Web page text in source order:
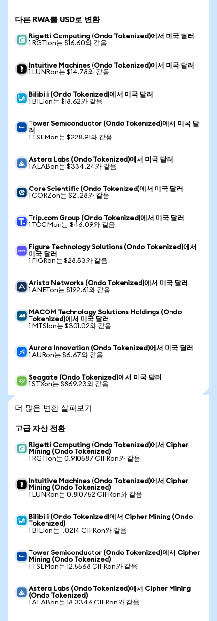
다른 RWA를 USD로 변환
Rigetti Computing (Ondo Tokenized)에서 미국 달러
1 RGTIon는 $16.60와 같음
Intuitive Machines (Ondo Tokenized)에서 미국 달러
1 LUNRon는 $14.78와 같음
Bilibili (Ondo Tokenized)에서 미국 달러
1 BILIon는 $18.62와 같음
Tower Semiconductor (Ondo Tokenized)에서 미국 달
러
1 TSEMon는 $228.91와 같음
Astera Labs (Ondo Tokenized)에서 미국 달러
1 ALABon는 $334.24와 같음
Core Scientific (Ondo Tokenized)에서 미국 달러
1 CORZon는 $21.28와 같음
Trip.com Group (Ondo Tokenized)에서 미국 달러
1 TCOMon는 $46.09와 같음
Figure Technology Solutions (Ondo Tokenized)에서
미국 달러
1 FIGRon는 $28.53와 같음
Arista Networks (Ondo Tokenized)에서 미국 달러
1 ANETon는 $192.61와 같음
MACOM Technology Solutions Holdings (Ondo
Tokenized)에서 미국 달러
1 MTSIon는 $301.02와 같음
Aurora Innovation (Ondo Tokenized)에서 미국 달러
1 AURon는 $6.67와 같음
Seagate (Ondo Tokenized)에서 미국 달러
1 STXon는 $869.23와 같음
더 많은 변환 살펴보기
고급 자산 전환
Rigetti Computing (Ondo Tokenized)에서 Cipher
Mining (Ondo Tokenized)
1 RGTIon는 0.910587 CIFRon와 같음
Intuitive Machines (Ondo Tokenized)에서 Cipher
Mining (Ondo Tokenized)
1 LUNRon는 0.810752 CIFRon와 같음
Bilibili (Ondo Tokenized)에서 Cipher Mining (Ondo
Tokenized)
1 BILIon는 1.0214 CIFRon와 같음
Tower Semiconductor (Ondo Tokenized)에서 Cipher
Mining (Ondo Tokenized)
1 TSEMon는 12.5568 CIFRon와 같음
Astera Labs (Ondo Tokenized)에서 Cipher Mining
(Ondo Tokenized)
1 ALABon는 18.3346 CIFRon와 같음